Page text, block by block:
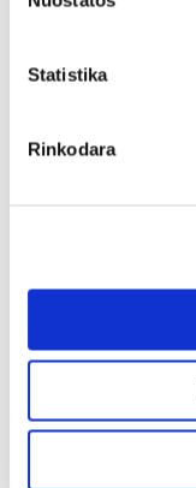
Statistika
Rinkodara